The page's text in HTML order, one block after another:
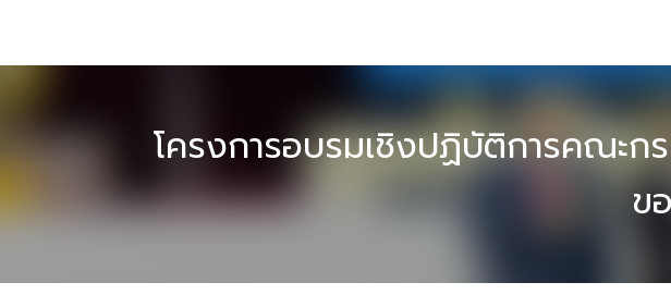
content
โครงการอบรมเชิงปฏิบัติการคณะก
ข